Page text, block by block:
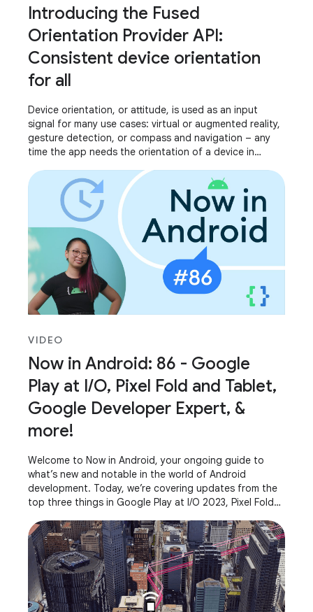
Introducing the Fused
Orientation Provider API:
Consistent device orientation
for all
Device orientation, or attitude, is used as an input
signal for many use cases: virtual or augmented reality,
gesture detection, or compass and navigation – any
time the app needs the orientation of a device in
VIDEO
Now in Android: 86 - Google
Play at I/O, Pixel Fold and Tablet,
Google Developer Expert, &
more!
Welcome to Now in Android, your ongoing guide to
what’s new and notable in the world of Android
development. Today, we’re covering updates from the
top three things in Google Play at I/O 2023, Pixel Fold